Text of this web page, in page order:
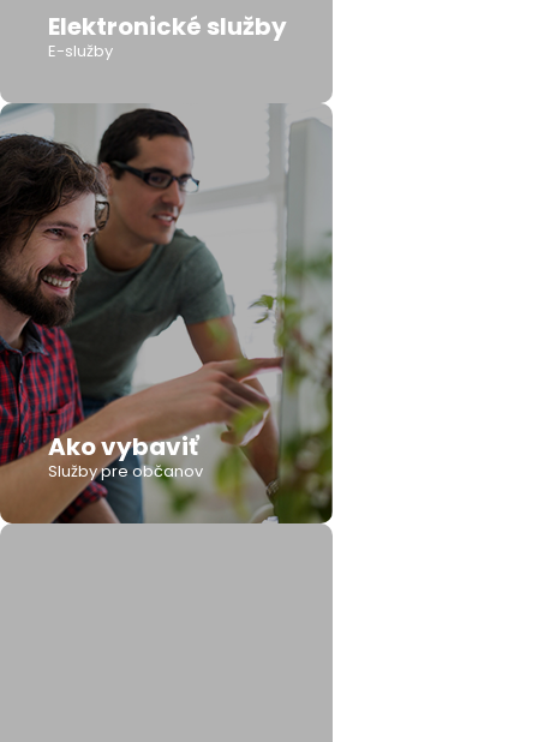
Elektronické služby
E-služby
Ako vybaviť
Služby pre občanov